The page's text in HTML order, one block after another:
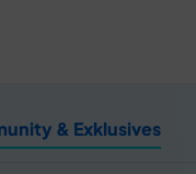
& Exklusives